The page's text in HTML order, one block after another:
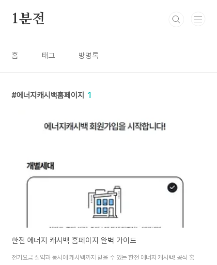
1분전
홈 태그 방명록
에너지캐시백홈페이지 1
한전 에너지 캐시백 홈페이지 완벽 가이드
전기요금 절약과 동시에 캐시백까지 받을 수 있는 한전 에너지 캐시백! 공식 홈